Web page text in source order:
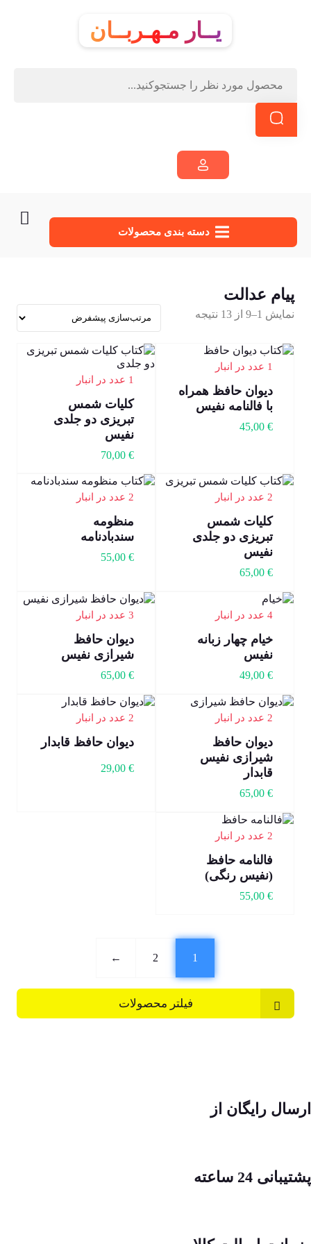
یــار مـهـربــان
دسته‌ بندی محصولات
پیام عدالت
نمایش 1–9 از 13 نتیجه
1 عدد در انبار
دیوان حافظ همراه
با فالنامه نفیس
45,00 €
1 عدد در انبار
کلیات شمس
تبریزی دو جلدی
نفیس
70,00€
2 عدد در انبار
کلیات شمس
تبریزی دو جلدی
نفیس
65,00 €
2 عدد در انبار
منظومه
سندبادنامه
55,00€
4 عدد در انبار
خیام چهار زبانه
نفیس
49,00 €
3 عدد در انبار
دیوان حافظ
شیرازی نفیس
65,00€
2 عدد در انبار
دیوان حافظ
شیرازی نفیس
قابدار
65,00 €
2 عدد در انبار
دیوان حافظ قابدار
29,00€
2 عدد در انبار
فالنامه حافظ
(نفیس رنگی)
55,00 €
1
2
←
فیلتر محصولات
ارسال رایگان از
پشتیبانی 24 ساعته